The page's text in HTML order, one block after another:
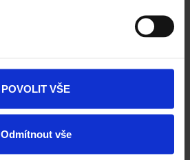
POVOLIT VŠE
Odmítnout vše